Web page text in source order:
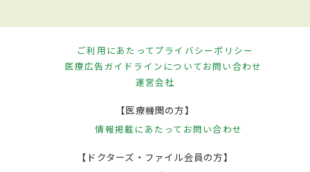
ご利用にあたってプライバシーポリシー
医療広告ガイドラインについてお問い合わせ
運営会社
【医療機関の方】
情報掲載にあたって お問い合わせ
【ドクターズ・ファイル会員の方】